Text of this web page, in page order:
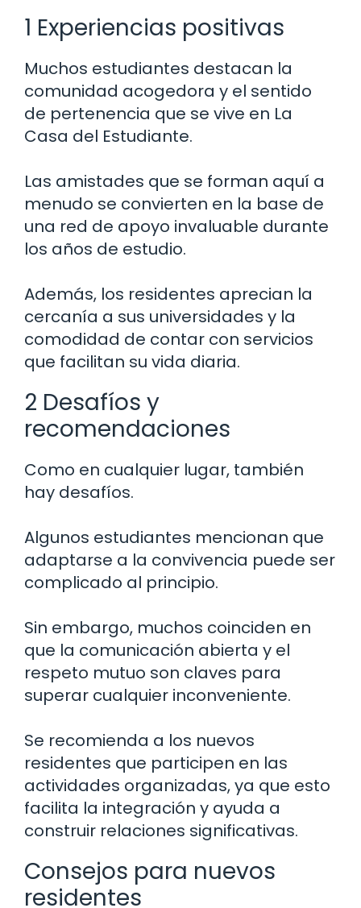
1 Experiencias positivas
Muchos estudiantes destacan la
comunidad acogedora y el sentido
de pertenencia que se vive en La
Casa del Estudiante.
Las amistades que se forman aquí a
menudo se convierten en la base de
una red de apoyo invaluable durante
los años de estudio.
Además, los residentes aprecian la
cercanía a sus universidades y la
comodidad de contar con servicios
que facilitan su vida diaria.
2 Desafíos y
recomendaciones
Como en cualquier lugar, también
hay desafíos.
Algunos estudiantes mencionan que
adaptarse a la convivencia puede ser
complicado al principio.
Sin embargo, muchos coinciden en
que la comunicación abierta y el
respeto mutuo son claves para
superar cualquier inconveniente.
Se recomienda a los nuevos
residentes que participen en las
actividades organizadas, ya que esto
facilita la integración y ayuda a
construir relaciones significativas.
Consejos para nuevos
residentes